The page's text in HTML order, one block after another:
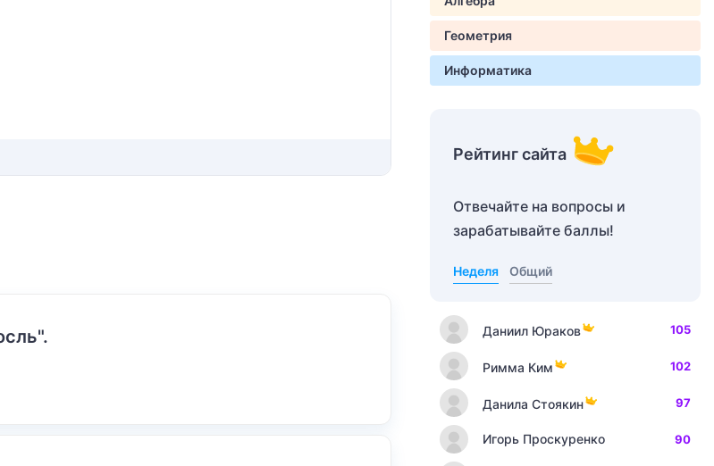
Геометрия
Информатика
Рейтинг сайта
Отвечайте на вопросы и
зарабатывайте баллы!
Неделя Общий
Даниил Юраков 105
Римма Ким 102
Данила Стоякин 97
Игорь Проскуренко 90